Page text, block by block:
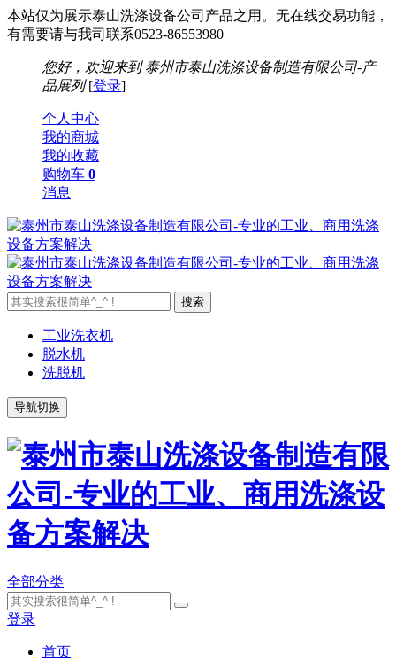
本站仅为展示泰山洗涤设备公司产品之用。无在线交易功能，
有需要请与我司联系0523-86553980
您好，欢迎来到 泰州市泰山洗涤设备制造有限公司-产
品展列[登录]
个人中心
我的商城
我的收藏
购物车 0
消息
工业洗衣机
脱水机
洗脱机
导航切换
全部分类
登录
首页